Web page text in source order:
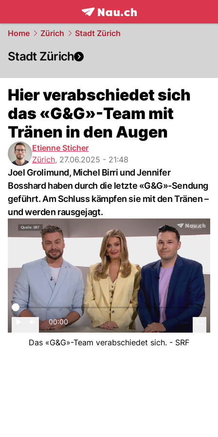
frontpage.NAU.ch
Home Zürich Stadt Zürich
Stadt Zürich
Hier verabschiedet sich
das «G&G»-Team mit
Tränen in den Augen
Etienne Sticher
Zürich, 27.06.2025 - 21:48
Joel Grolimund, Michel Birri und Jennifer
Bosshard haben durch die letzte «G&G»-Sendung
geführt. Am Schluss kämpfen sie mit den Tränen –
und werden rausgejagt.
00:00
Das «G&G»-Team verabschiedet sich. - SRF